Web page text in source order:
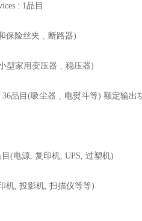
: 1品目
保险丝夹﹑断路器)
型家用变压器﹑稳压器)
36品目(吸尘器﹑电熨斗等) 额定输
(电源, 复印机, UPS, 过塑机)
机, 投影机, 扫描仪等等)